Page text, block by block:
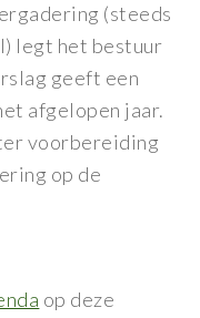
(steeds
legt het bestuur
geeft een
afgelopen jaar.
voorbereiding
op de
op deze